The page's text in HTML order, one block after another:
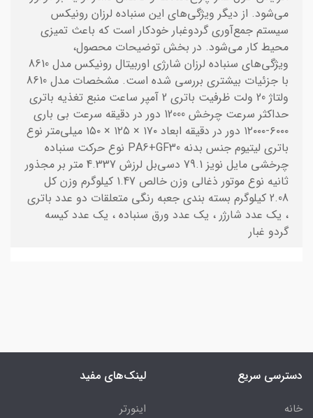
می‌شود. از دیگر ویژگی‌های این سنباده لرزان رونیکس
سیستم جمع‌آوری گردوغبار خودکار است که باعث تمیزی
محیط کار می‌شود. در بخش توضیحات محصول،
ویژگی‌های سنباده لرزان شارژی اوربیتال رونیکس مدل 8610
با جزئیات بیشتری بررسی شده است. مشخصات مدل 8610
ولتاژ 20 ولت ظرفیت باتری 2 آمپر ساعت منبع تغذیه باتری
حداکثر سرعت چرخش 12000 دور در دقیقه سرعت بی باری
۶۰۰۰-۱۲۰۰۰ دور در دقیقه ابعاد ۱۷۰ × ۱۲۵ × ۱۵۰ میلی‌متر نوع
باتری لیتیوم جنس بدنه PA6+GF30 نوع حرکت سنباده
چرخشی مایل نویز 79.1 دسی‌بل لرزش 4.337 متر بر مجذور
ثانیه نوع موتور ذغالی وزن خالص 1.47 کیلوگرم وزن کل
2.08 کیلوگرم بسته بندی جعبه رنگی متعلقات دو عدد باتری
، یک عدد شارژر ، یک عدد ورق سنباده ، یک عدد کیسه
گردو غبار
دسترسی سریع
خانه
لینک‌های مفید
اینورتر